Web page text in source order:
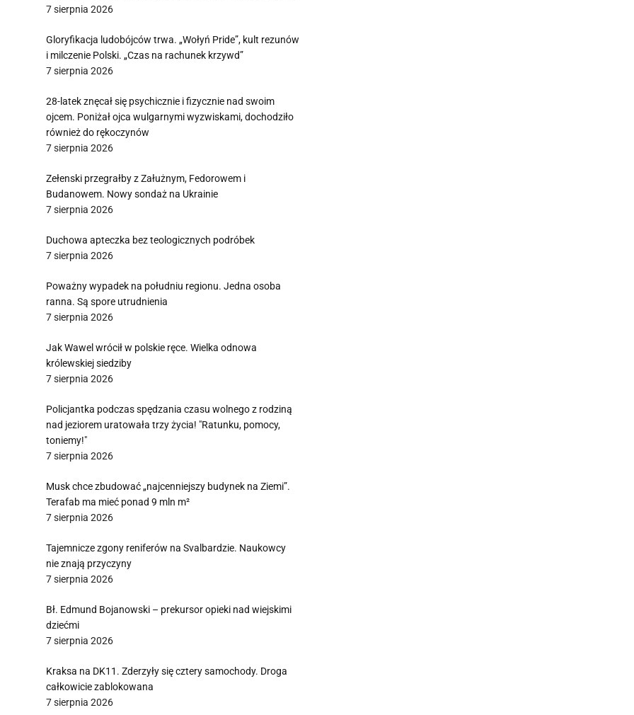
7 sierpnia 2026
Gloryfikacja ludobójców trwa. „Wołyń Pride”, kult rezunów
i milczenie Polski. „Czas na rachunek krzywd”
7 sierpnia 2026
28-latek znęcał się psychicznie i fizycznie nad swoim
ojcem. Poniżał ojca wulgarnymi wyzwiskami, dochodziło
również do rękoczynów
7 sierpnia 2026
Zełenski przegrałby z Załużnym, Fedorowem i
Budanowem. Nowy sondaż na Ukrainie
7 sierpnia 2026
Duchowa apteczka bez teologicznych podróbek
7 sierpnia 2026
Poważny wypadek na południu regionu. Jedna osoba
ranna. Są spore utrudnienia
7 sierpnia 2026
Jak Wawel wrócił w polskie ręce. Wielka odnowa
królewskiej siedziby
7 sierpnia 2026
Policjantka podczas spędzania czasu wolnego z rodziną
nad jeziorem uratowała trzy życia! "Ratunku, pomocy,
toniemy!"
7 sierpnia 2026
Musk chce zbudować „najcenniejszy budynek na Ziemi”.
Terafab ma mieć ponad 9 mln m²
7 sierpnia 2026
Tajemnicze zgony reniferów na Svalbardzie. Naukowcy
nie znają przyczyny
7 sierpnia 2026
Bł. Edmund Bojanowski – prekursor opieki nad wiejskimi
dziećmi
7 sierpnia 2026
Kraksa na DK11. Zderzyły się cztery samochody. Droga
całkowicie zablokowana
7 sierpnia 2026